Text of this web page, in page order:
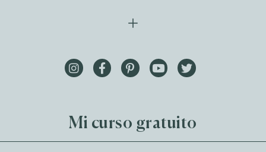
Mi curso gratuito